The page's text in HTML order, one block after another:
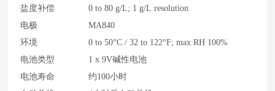
盐度补偿
0 to 80 g/L; 1 g/L resolution
电极
MA840
环境
0 to 50°C / 32 to 122°F; max RH 100%
电池类型
1 x 9V碱性电池
电池寿命
约100小时